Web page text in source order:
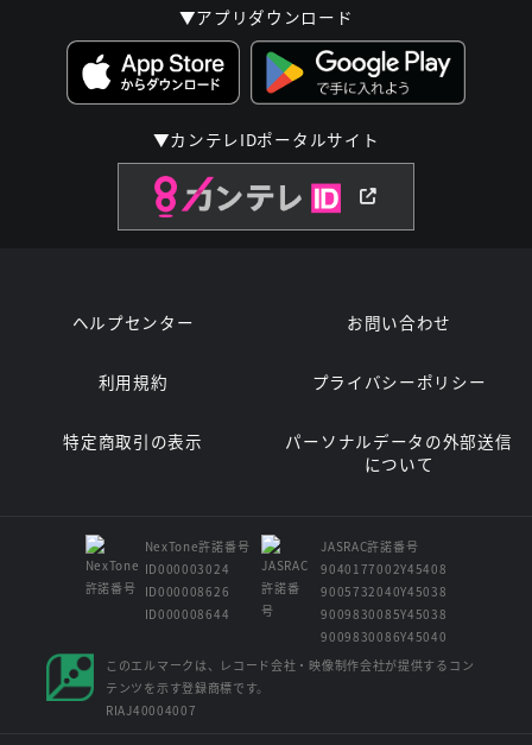
▼アプリダウンロード
▼カンテレIDポータルサイト
ヘルプセンター お問い合わせ
利用規約 プライバシーポリシー
特定商取引の表示
パーソナルデータの外部送信
について
NexTone許諾番号
ID000003024
ID000008626
ID000008644
JASRAC許諾番号
9040177002Y45408
9005732040Y45038
9009830085Y45038
9009830086Y45040
このエルマークは、レコード会社・映像制作会社が提供するコン
テンツを示す登録商標です。
RIAJ40004007